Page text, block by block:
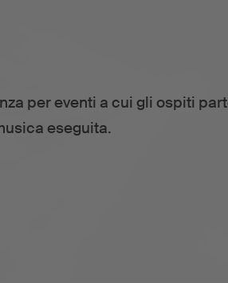
per eventi a cui gli ospiti
eseguita.